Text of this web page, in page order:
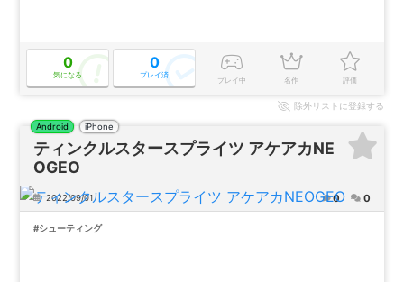
0
気になる
0
プレイ済
プレイ中 名作 評価
除外リストに登録する
ティンクルスタースプライツ アケアカNE
OGEO
Android iPhone
2022/09/01 0 0
#シューティング